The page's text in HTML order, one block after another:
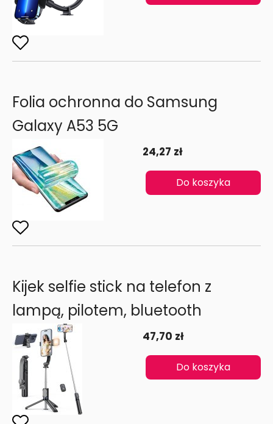
Folia ochronna do Samsung
Galaxy A53 5G
24,27 zł
Do koszyka
Kijek selfie stick na telefon z
lampą, pilotem, bluetooth
47,70 zł
Do koszyka